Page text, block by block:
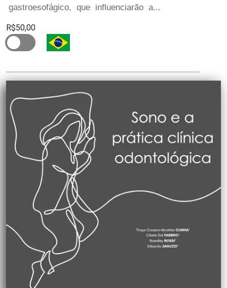
gastroesofágico, que influenciarão a...
R$50,00